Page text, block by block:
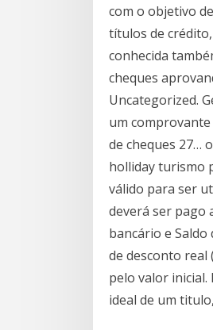
com o objetivo
títulos de
conhecida
cheques
Uncategorized.
um
de cheques 27…
holliday turismo
válido para ser
deverá ser pago
bancário e
de desconto
pelo valor
ideal de um